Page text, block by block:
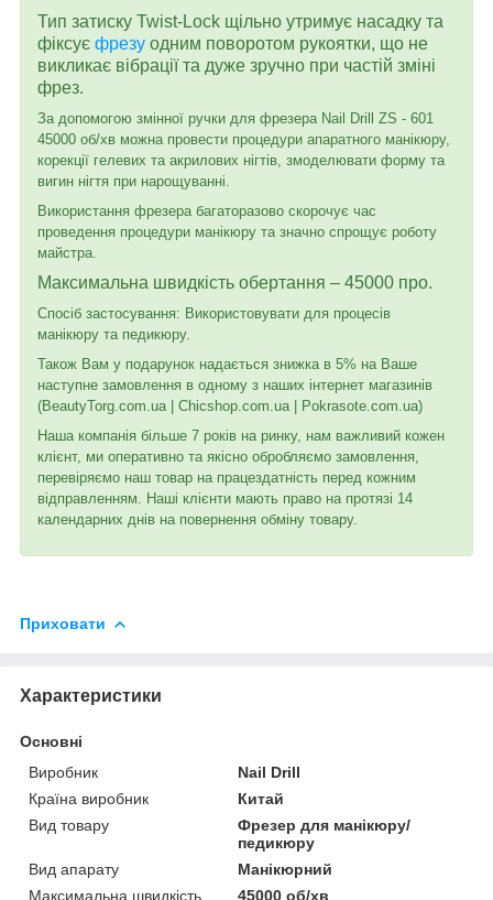
Тип затиску Twist-Lock щільно утримує насадку та
фіксує фрезу одним поворотом рукоятки, що не
викликає вібрації та дуже зручно при частій зміні
фрез.
За допомогою змінної ручки для фрезера Nail Drill ZS - 601
45000 об/хв можна провести процедури апаратного манікюру,
корекції гелевих та акрилових нігтів, змоделювати форму та
вигин нігтя при нарощуванні.
Використання фрезера багаторазово скорочує час
проведення процедури манікюру та значно спрощує роботу
майстра.
Максимальна швидкість обертання – 45000 про.
Спосіб застосування: Використовувати для процесів
манікюру та педикюру.
Також Вам у подарунок надається знижка в 5% на Ваше
наступне замовлення в одному з наших інтернет магазинів
(BeautyTorg.com.ua | Chicshop.com.ua | Pokrasote.com.ua)
Наша компанія більше 7 років на ринку, нам важливий кожен
клієнт, ми оперативно та якісно обробляємо замовлення,
перевіряємо наш товар на працездатність перед кожним
відправленням. Наші клієнти мають право на протязі 14
календарних днів на повернення обміну товару.
Приховати
Характеристики
Основні
Виробник
Nail Drill
Країна виробник
Китай
Вид товару
Фрезер для манікюру/
педикюру
Вид апарату
Манікюрний
Максимальна швидкість
45000 об/хв